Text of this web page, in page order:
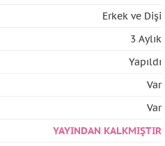
Erkek ve Dişi
3 Aylık
Yapıldı
Var
Var
YAYINDAN KALKMIŞTIR